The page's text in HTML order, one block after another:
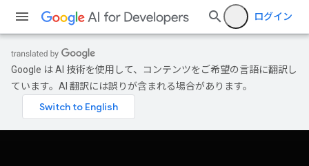
ログイン
Google は AI 技術を使用して、コンテンツをご希望の言語に翻訳し
ています。AI 翻訳には誤りが含まれる場合があります。